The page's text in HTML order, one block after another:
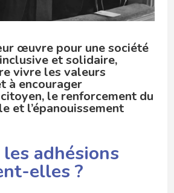
œuvre pour une société
et solidaire,
vivre les valeurs
à encourager
le renforcement du
et l’épanouissement
adhésions
elles ?